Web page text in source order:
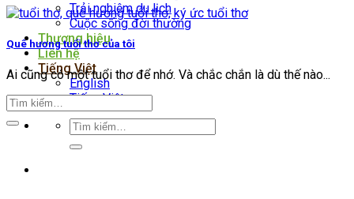
Trải nghiệm du lịch
Cuộc sống đời thường
Thương hiệu
Liên hệ
Tiếng Việt
English
Tiếng Việt
Tìm
kiếm:
Quê hương tuổi thơ của tôi
Ai cũng có một tuổi thơ để nhớ. Và chắc chắn là dù thế nào...